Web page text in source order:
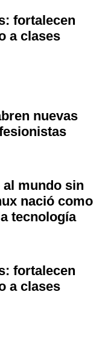
fortalecen
a clases
nuevas
mundo sin
nació como
tecnología
fortalecen
a clases